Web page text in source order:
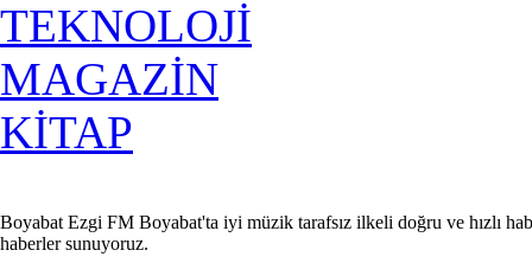
TEKNOLOJİ
MAGAZİN
KİTAP
Boyabat Ezgi FM Boyabat'ta iyi müzik tarafsız ilkeli doğru ve hızlı
haberler sunuyoruz.